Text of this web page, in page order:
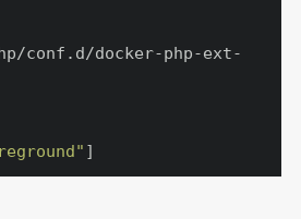
conf.d/docker-php-ext-
]